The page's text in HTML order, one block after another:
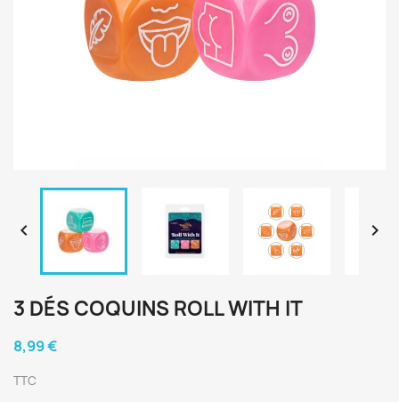
 
3 DÉS COQUINS ROLL WITH IT
8,99 €
TTC